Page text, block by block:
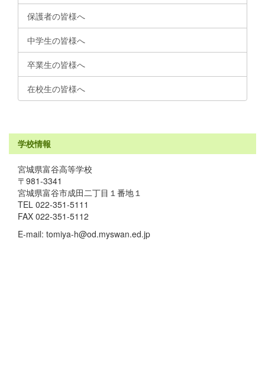
保護者の皆様へ
中学生の皆様へ
卒業生の皆様へ
在校生の皆様へ
学校情報
宮城県富谷高等学校
〒981-3341
宮城県富谷市成田二丁目１番地１
TEL 022-351-5111
FAX 022-351-5112
E-mail: tomiya-h@od.myswan.ed.jp